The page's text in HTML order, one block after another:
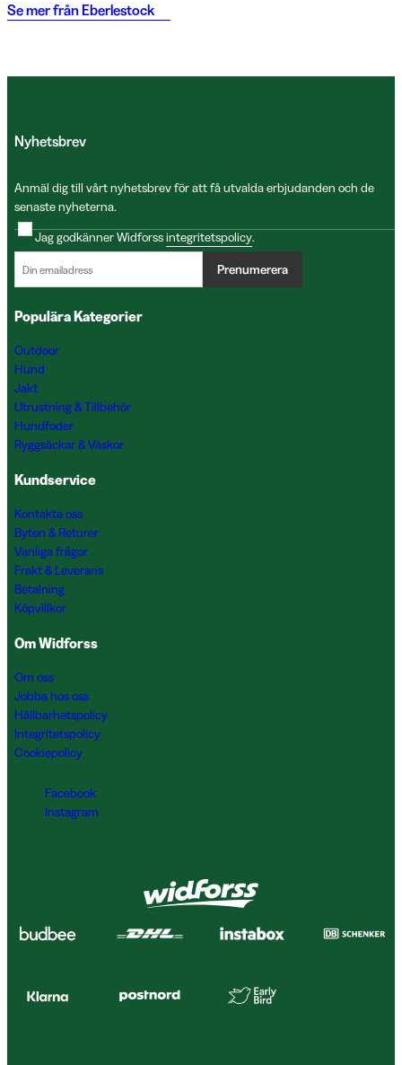
Se mer från Eberlestock
Nyhetsbrev
Anmäl dig till vårt nyhetsbrev för att få utvalda erbjudanden och de
senaste nyheterna.
Jag godkänner Widforssintegritetspolicy.
Prenumerera
Populära Kategorier
Outdoor
Hund
Jakt
Utrustning & Tillbehör
Hundfoder
Ryggsäckar & Väskor
Kundservice
Kontakta oss
Byten & Returer
Vanliga frågor
Frakt & Leverans
Betalning
Köpvillkor
Om Widforss
Om oss
Jobba hos oss
Hållbarhetspolicy
Integritetspolicy
Cookiepolicy
Facebook
Instagram